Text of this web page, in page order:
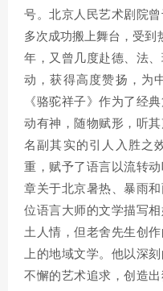
号。北京人民艺术剧院
多次成功搬上舞台，受
年，又曾几度赴德、法
动，获得高度赞扬，为
《骆驼祥子》作为了经
动有神，随物赋形，听
名副其实的引人入胜之
重，赋予了语言以流转
章关于北京暑热、暴雨
位语言大师的文学描写
土人情，但老舍先生创
上的地域文学。他以深
不懈的艺术追求，创造